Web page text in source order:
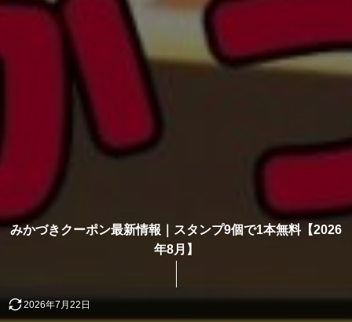
みかづきクーポン最新情報｜スタンプ9個で1本無料【2026
年8月】
2026年7月22日